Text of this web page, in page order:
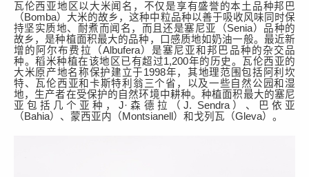
瓦伦西亚地区以大米闻名，不仅是享有盛誉的本土品种邦巴
（ Bomba）大米的故乡，这种中粒品种以善于吸收风味 同时保
持坚实质地、耐煮而闻名，而且还是塞尼亚（Senia） 品种的
故乡，是种植面积最大的品种，
口感质地如奶油一般。最近新
增的阿尔布费拉（Albufera） 是塞尼亚和邦巴品种的杂交品
种。 稻米种植在该地区已有超过1,200年的历史。瓦伦西亚的
大米原产地名称保护建立于1998年，其地理范围包括阿利坎
特、瓦伦西亚和卡斯特利翁三个省，以及一些 自然公园和湿
地，生产者在受保护的自然环境中耕种。种植面积最大的塞尼
亚包括几个亚种，J·森德拉 （ J. Sendra）、巴依亚
（ Bahia）、蒙西亚内（ Montsianell ）和戈列瓦（Gleva）。